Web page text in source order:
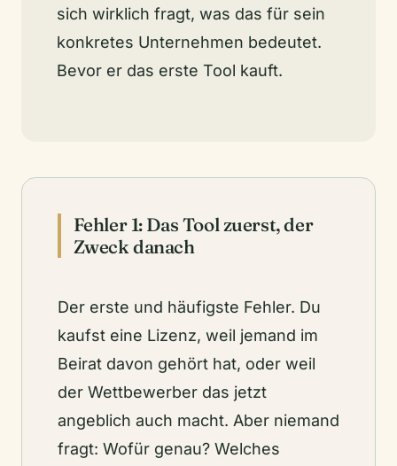
sich wirklich fragt, was das für sein
konkretes Unternehmen bedeutet.
Bevor er das erste Tool kauft.
Fehler 1: Das Tool zuerst, der
Zweck danach
Der erste und häufigste Fehler. Du
kaufst eine Lizenz, weil jemand im
Beirat davon gehört hat, oder weil
der Wettbewerber das jetzt
angeblich auch macht. Aber niemand
fragt: Wofür genau? Welches